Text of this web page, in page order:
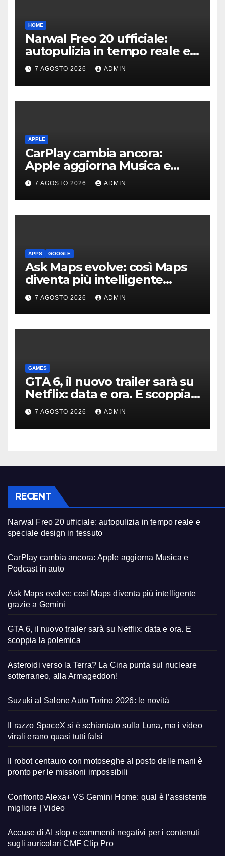
HOME
Narwal Freo 20 ufficiale:
autopulizia in tempo reale e
speciale design in tessuto
7 AGOSTO 2026 ADMIN
APPLE
CarPlay cambia ancora:
Apple aggiorna Musica e
Podcast in auto
7 AGOSTO 2026 ADMIN
APPS GOOGLE
Ask Maps evolve: così Maps
diventa più intelligente
grazie a Gemini
7 AGOSTO 2026 ADMIN
GAMES
GTA 6, il nuovo trailer sarà su
Netflix: data e ora. E scoppia
la polemica
7 AGOSTO 2026 ADMIN
RECENT
Narwal Freo 20 ufficiale: autopulizia in tempo reale e
speciale design in tessuto
CarPlay cambia ancora: Apple aggiorna Musica e
Podcast in auto
Ask Maps evolve: così Maps diventa più intelligente
grazie a Gemini
GTA 6, il nuovo trailer sarà su Netflix: data e ora. E
scoppia la polemica
Asteroidi verso la Terra? La Cina punta sul nucleare
sotterraneo, alla Armageddon!
Suzuki al Salone Auto Torino 2026: le novità
Il razzo SpaceX si è schiantato sulla Luna, ma i video
virali erano quasi tutti falsi
Il robot centauro con motoseghe al posto delle mani è
pronto per le missioni impossibili
Confronto Alexa+ VS Gemini Home: qual è l’assistente
migliore | Video
Accuse di AI slop e commenti negativi per i contenuti
sugli auricolari CMF Clip Pro